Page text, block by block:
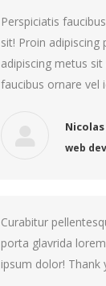
Perspiciatis
sit! Proin
adipiscing metus
faucibus ornare vel
web
Curabitur
porta glavrida
ipsum dolor! Thank